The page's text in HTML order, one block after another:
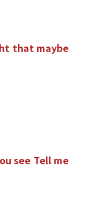
ht that maybe
u see Tell me